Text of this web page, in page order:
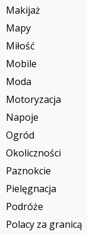
Makijaż
Mapy
Miłość
Mobile
Moda
Motoryzacja
Napoje
Ogród
Okoliczności
Paznokcie
Pielęgnacja
Podróże
Polacy za granicą